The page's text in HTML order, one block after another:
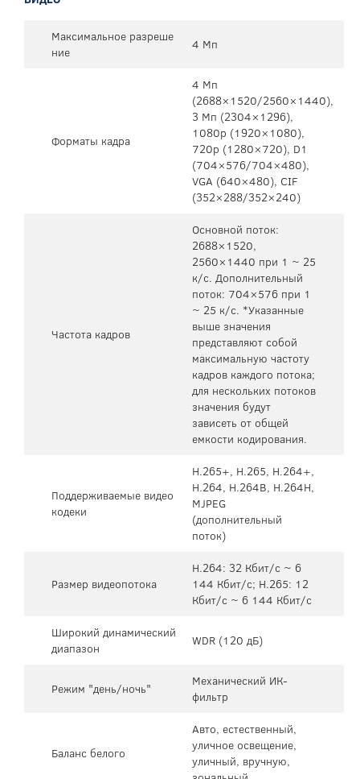
Максимальное разреше
ние
4 Мп
Форматы кадра
4 Mп
(2688×1520/2560×1440),
3 Mп (2304×1296),
1080p (1920×1080),
720p (1280×720), D1
(704×576/704×480),
VGA (640×480), CIF
(352×288/352×240)
Частота кадров
Основной поток:
2688×1520,
2560×1440 при 1 ~ 25
к/с. Дополнительный
поток: 704×576 при 1
~ 25 к/с. *Указанные
выше значения
представляют собой
максимальную частоту
кадров каждого потока;
для нескольких потоков
значения будут
зависеть от общей
емкости кодирования.
Поддерживаемые видео
кодеки
H.265+, H.265, H.264+,
H.264, H.264B, H.264H,
MJPEG
(дополнительный
поток)
Размер видеопотока
H.264: 32 Кбит/с ~ 6
144 Кбит/с; H.265: 12
Кбит/с ~ 6 144 Кбит/с
Широкий динамический
диапазон
WDR (120 дБ)
Режим "день/ночь"
Механический ИК-
фильтр
Баланс белого
Авто, естественный,
уличное освещение,
уличный, вручную,